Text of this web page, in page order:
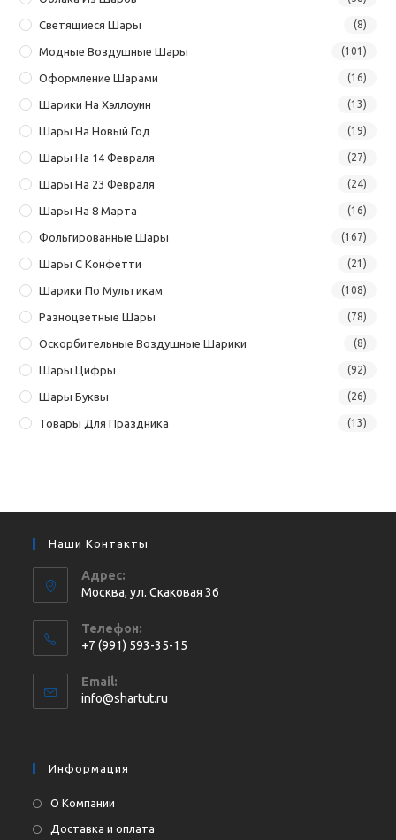
Светящиеся Шары (8)
Модные Воздушные Шары (101)
Оформление Шарами (16)
Шарики На Хэллоуин (13)
Шары На Новый Год (19)
Шары На 14 Февраля (27)
Шары На 23 Февраля (24)
Шары На 8 Марта (16)
Фольгированные Шары (167)
Шары С Конфетти (21)
Шарики По Мультикам (108)
Разноцветные Шары (78)
Оскорбительные Воздушные Шарики (8)
Шары Цифры (92)
Шары Буквы (26)
Товары Для Праздника (13)
Наши Контакты
Адрес:
Москва, ул. Cкаковая 36
Телефон:
+7 (991) 593-35-15
в
вашем
Email:
info@shartut.ru
Информация
О Компании
Доставка и оплата